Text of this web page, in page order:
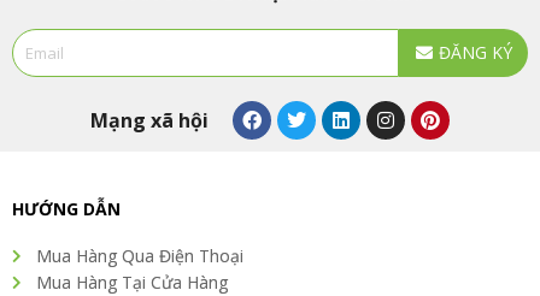
Email
ĐĂNG KÝ
Mạng xã hội F
a
c
T
w
i
L
i
n
I
n
s
P
i
n
HƯỚNG DẪN
Mua Hàng Qua Điện Thoại
Mua Hàng Tại Cửa Hàng